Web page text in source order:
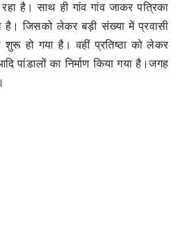
है। साथ ही गांव गांव जाकर पत्रिका
है। जिसको लेकर बड़ी संख्या में प्रवासी
हो गया है। वहीं प्रतिष्ठा को लेकर
पांडालों का निर्माण किया गया है।जगह